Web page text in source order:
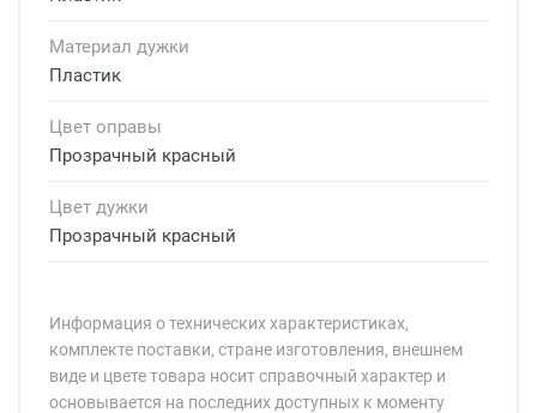
Материал дужки
Пластик
Цвет оправы
Прозрачный красный
Цвет дужки
Прозрачный красный
Информация о технических характеристиках,
комплекте поставки, стране изготовления, внешнем
виде и цвете товара носит справочный характер и
основывается на последних доступных к моменту